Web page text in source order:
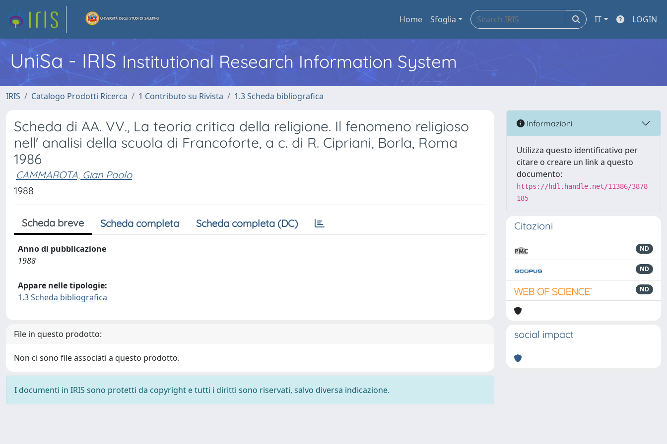
Home Sfoglia IT LOGIN
UniSa - IRIS Institutional Research Information System
IRIS Catalogo Prodotti Ricerca 1 Contributo su Rivista 1.3 Scheda bibliografica
Scheda di AA. VV., La teoria critica della religione. Il fenomeno religioso
nell' analisi della scuola di Francoforte, a c. di R. Cipriani, Borla, Roma
1986
CAMMAROTA, Gian Paolo
1988
Scheda breve Scheda completa Scheda completa (DC)
Anno di pubblicazione
1988
Appare nelle tipologie:
1.3 Scheda bibliografica
File in questo prodotto:
Non ci sono file associati a questo prodotto.
I documenti in IRIS sono protetti da copyright e tutti i diritti sono riservati, salvo diversa indicazione.
Informazioni
Utilizza questo identificativo per
citare o creare un link a questo
documento:
https://hdl.handle.net/11386/3878
185
Citazioni
ND
ND
ND
social impact